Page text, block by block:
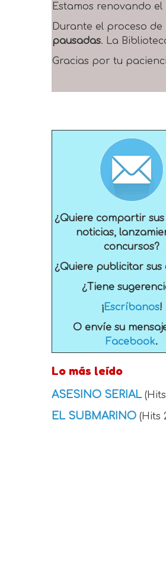
Estamos renovando el
Durante el proceso
pausadas. La
Gracias por tu
¿Quiere compartir sus
noticias,
concursos?
¿Quiere publicitar sus
¿Tiene
¡Escríbanos!
O envíe su
Facebook.
Lo más leído
ASESINO SERIAL
EL SUBMARINO (Hits